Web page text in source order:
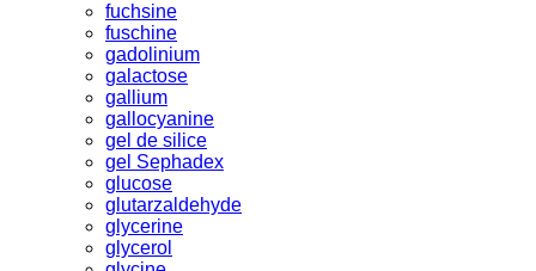
fuchsine
fuschine
gadolinium
galactose
gallium
gallocyanine
gel de silice
gel Sephadex
glucose
glutarzaldehyde
glycerine
glycerol